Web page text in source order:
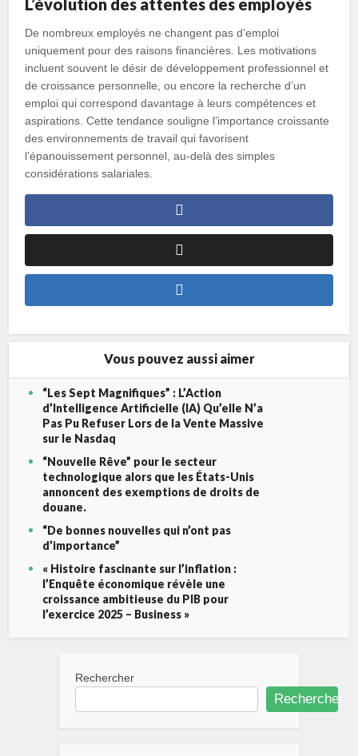
De nombreux employés ne changent pas d’emploi
uniquement pour des raisons financières. Les motivations
incluent souvent le désir de développement professionnel et
de croissance personnelle, ou encore la recherche d’un
emploi qui correspond davantage à leurs compétences et
aspirations. Cette tendance souligne l’importance croissante
des environnements de travail qui favorisent
l’épanouissement personnel, au-delà des simples
considérations salariales.
Vous pouvez aussi aimer
“Les Sept Magnifiques” : L’Action
d’Intelligence Artificielle (IA) Qu’elle N’a
Pas Pu Refuser Lors de la Vente Massive
sur le Nasdaq
“Nouvelle Rêve” pour le secteur
technologique alors que les États-Unis
annoncent des exemptions de droits de
douane.
“De bonnes nouvelles qui n’ont pas
d’importance”
« Histoire fascinante sur l’inflation :
l’Enquête économique révèle une
croissance ambitieuse du PIB pour
l’exercice 2025 – Business »
Rechercher
Rechercher